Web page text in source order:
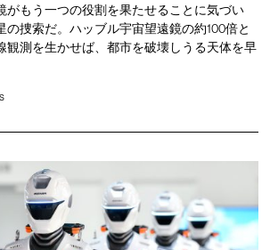
がもう一つの役割を果たせることに気づい
の捜索だ。ハッブル宇宙望遠鏡の約100倍と
観測を生かせば、都市を破壊しうる天体を早